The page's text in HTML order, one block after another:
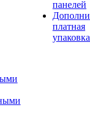
панелей
платная
упаковка